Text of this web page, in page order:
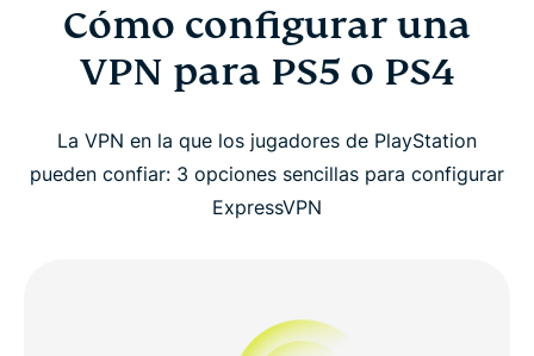
Cómo configurar una
VPN para PS5 o PS4
La VPN en la que los jugadores de PlayStation
pueden confiar: 3 opciones sencillas para configurar
ExpressVPN